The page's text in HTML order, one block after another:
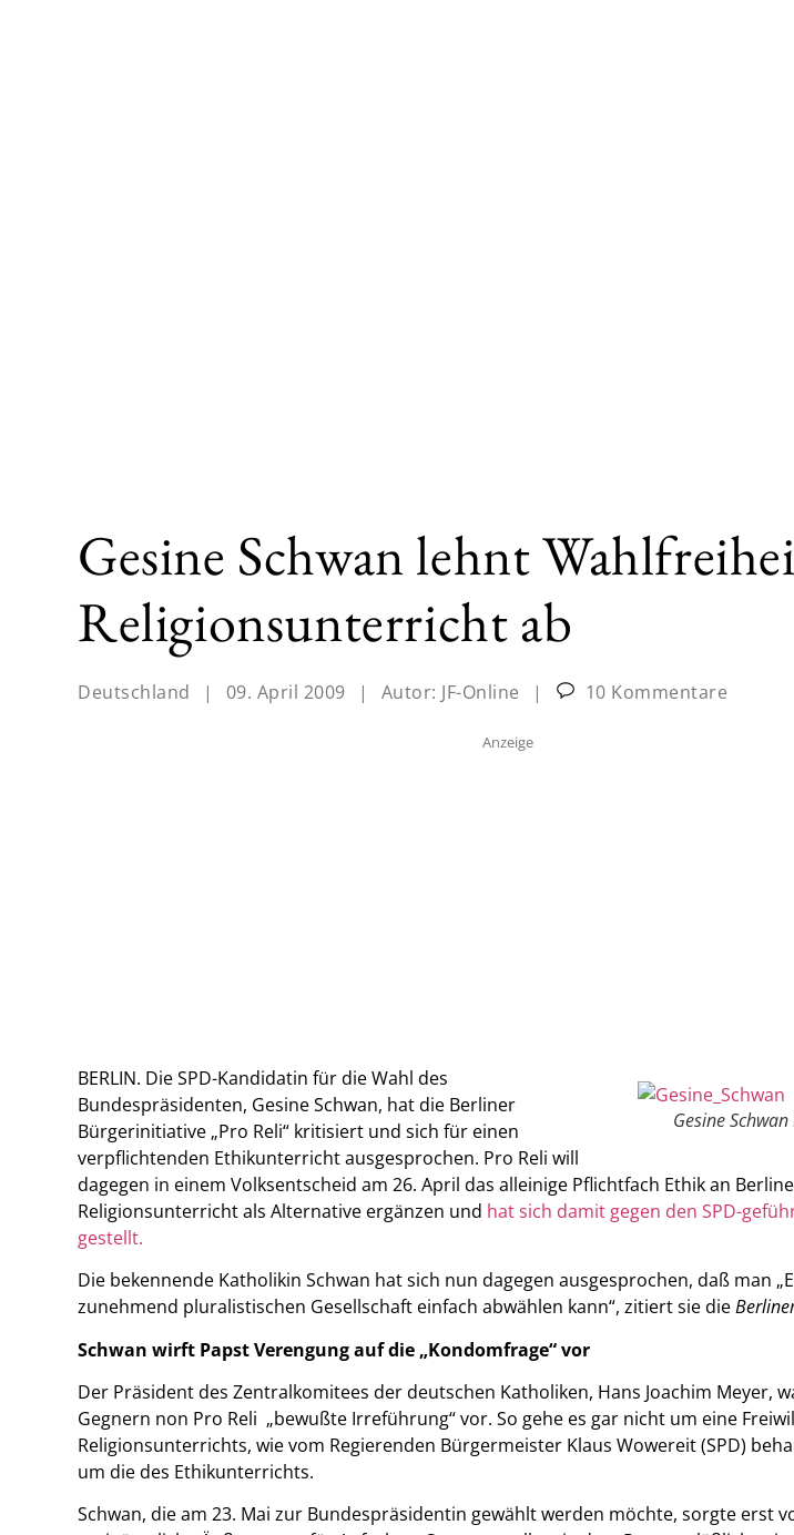
Gesine Schwan lehnt
Religionsunterricht ab
Deutschland | 09. April 2009 | Autor: JF-Online | 10 Kommentare
Anzeige
Gesine
BERLIN. Die SPD-Kandidatin für die Wahl des
Bundespräsidenten, Gesine Schwan, hat die Berliner
Bürgerinitiative „Pro Reli“ kritisiert und sich für einen
verpflichtenden Ethikunterricht ausgesprochen. Pro Reli will
dagegen in einem Volksentscheid am 26. April das alleinige Pflichtfach Ethik an
Religionsunterricht als Alternative ergänzen und hat sich damit gegen den SPD-
gestellt.
Die bekennende Katholikin Schwan hat sich nun dagegen ausgesprochen, daß man
zunehmend pluralistischen Gesellschaft einfach abwählen kann“, zitiert sie die
Schwan wirft Papst Verengung auf die „Kondomfrage“ vor
Der Präsident des Zentralkomitees der deutschen Katholiken, Hans Joachim Meyer,
Gegnern non Pro Reli „bewußte Irreführung“ vor. So gehe es gar nicht um eine
Religionsunterrichts, wie vom Regierenden Bürgermeister Klaus Wowereit (SPD)
um die des Ethikunterrichts.
Schwan, die am 23. Mai zur Bundespräsidentin gewählt werden möchte, sorgte erst